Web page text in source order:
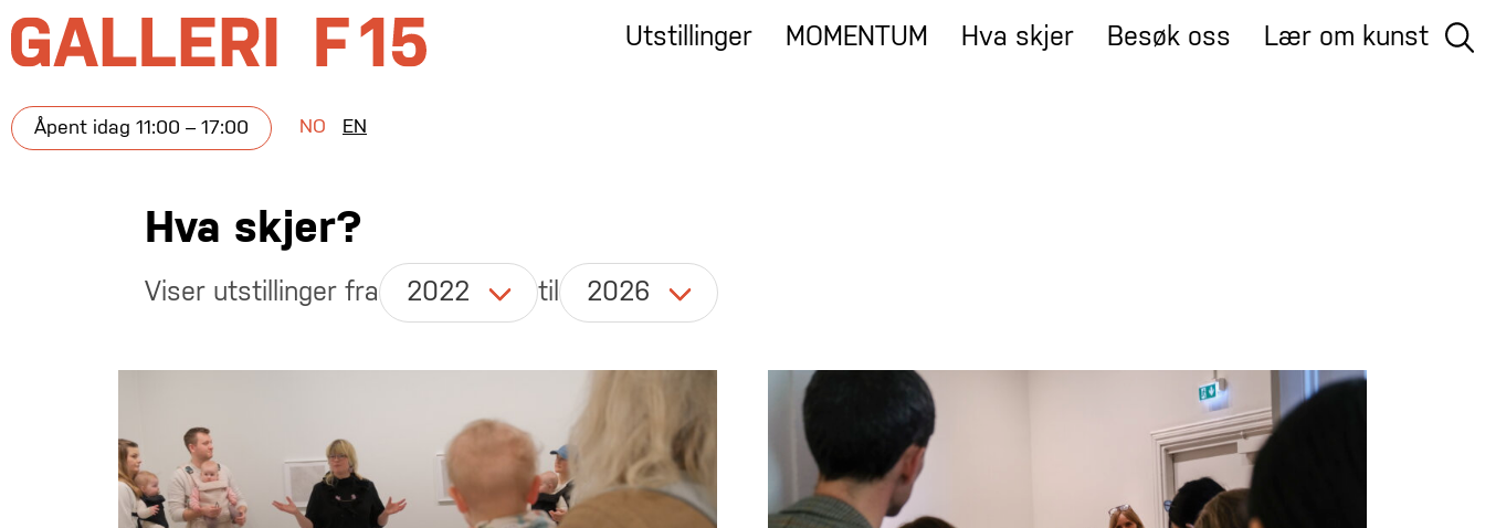
Utstillinger MOMENTUM Hva skjer Besøk oss Lær om kunst
Åpent idag 11:00 – 17:00 NO EN
Hva skjer?
Viser utstillinger fra til